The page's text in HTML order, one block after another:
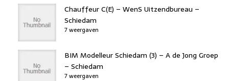
Chauffeur C(E) – WenS Uitzendbureau –
Schiedam
7 weergaven
BIM Modelleur Schiedam (3) – A de Jong Groep
– Schiedam
7 weergaven